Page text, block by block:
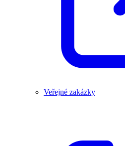
Veřejné zakázky